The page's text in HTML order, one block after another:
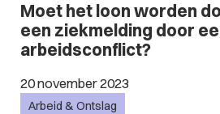
Moet het loon worden
een ziekmelding door
arbeidsconflict?
20 november 2023
Arbeid & Ontslag